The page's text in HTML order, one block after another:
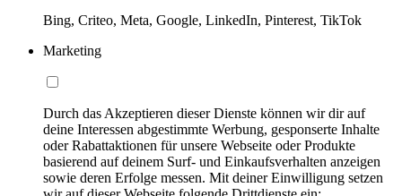
Bing, Criteo, Meta, Google, LinkedIn, Pinterest, TikTok
Marketing
Durch das Akzeptieren dieser Dienste können wir dir auf
deine Interessen abgestimmte Werbung, gesponserte Inhalte
oder Rabattaktionen für unsere Webseite oder Produkte
basierend auf deinem Surf- und Einkaufsverhalten anzeigen
sowie deren Erfolge messen. Mit deiner Einwilligung setzen